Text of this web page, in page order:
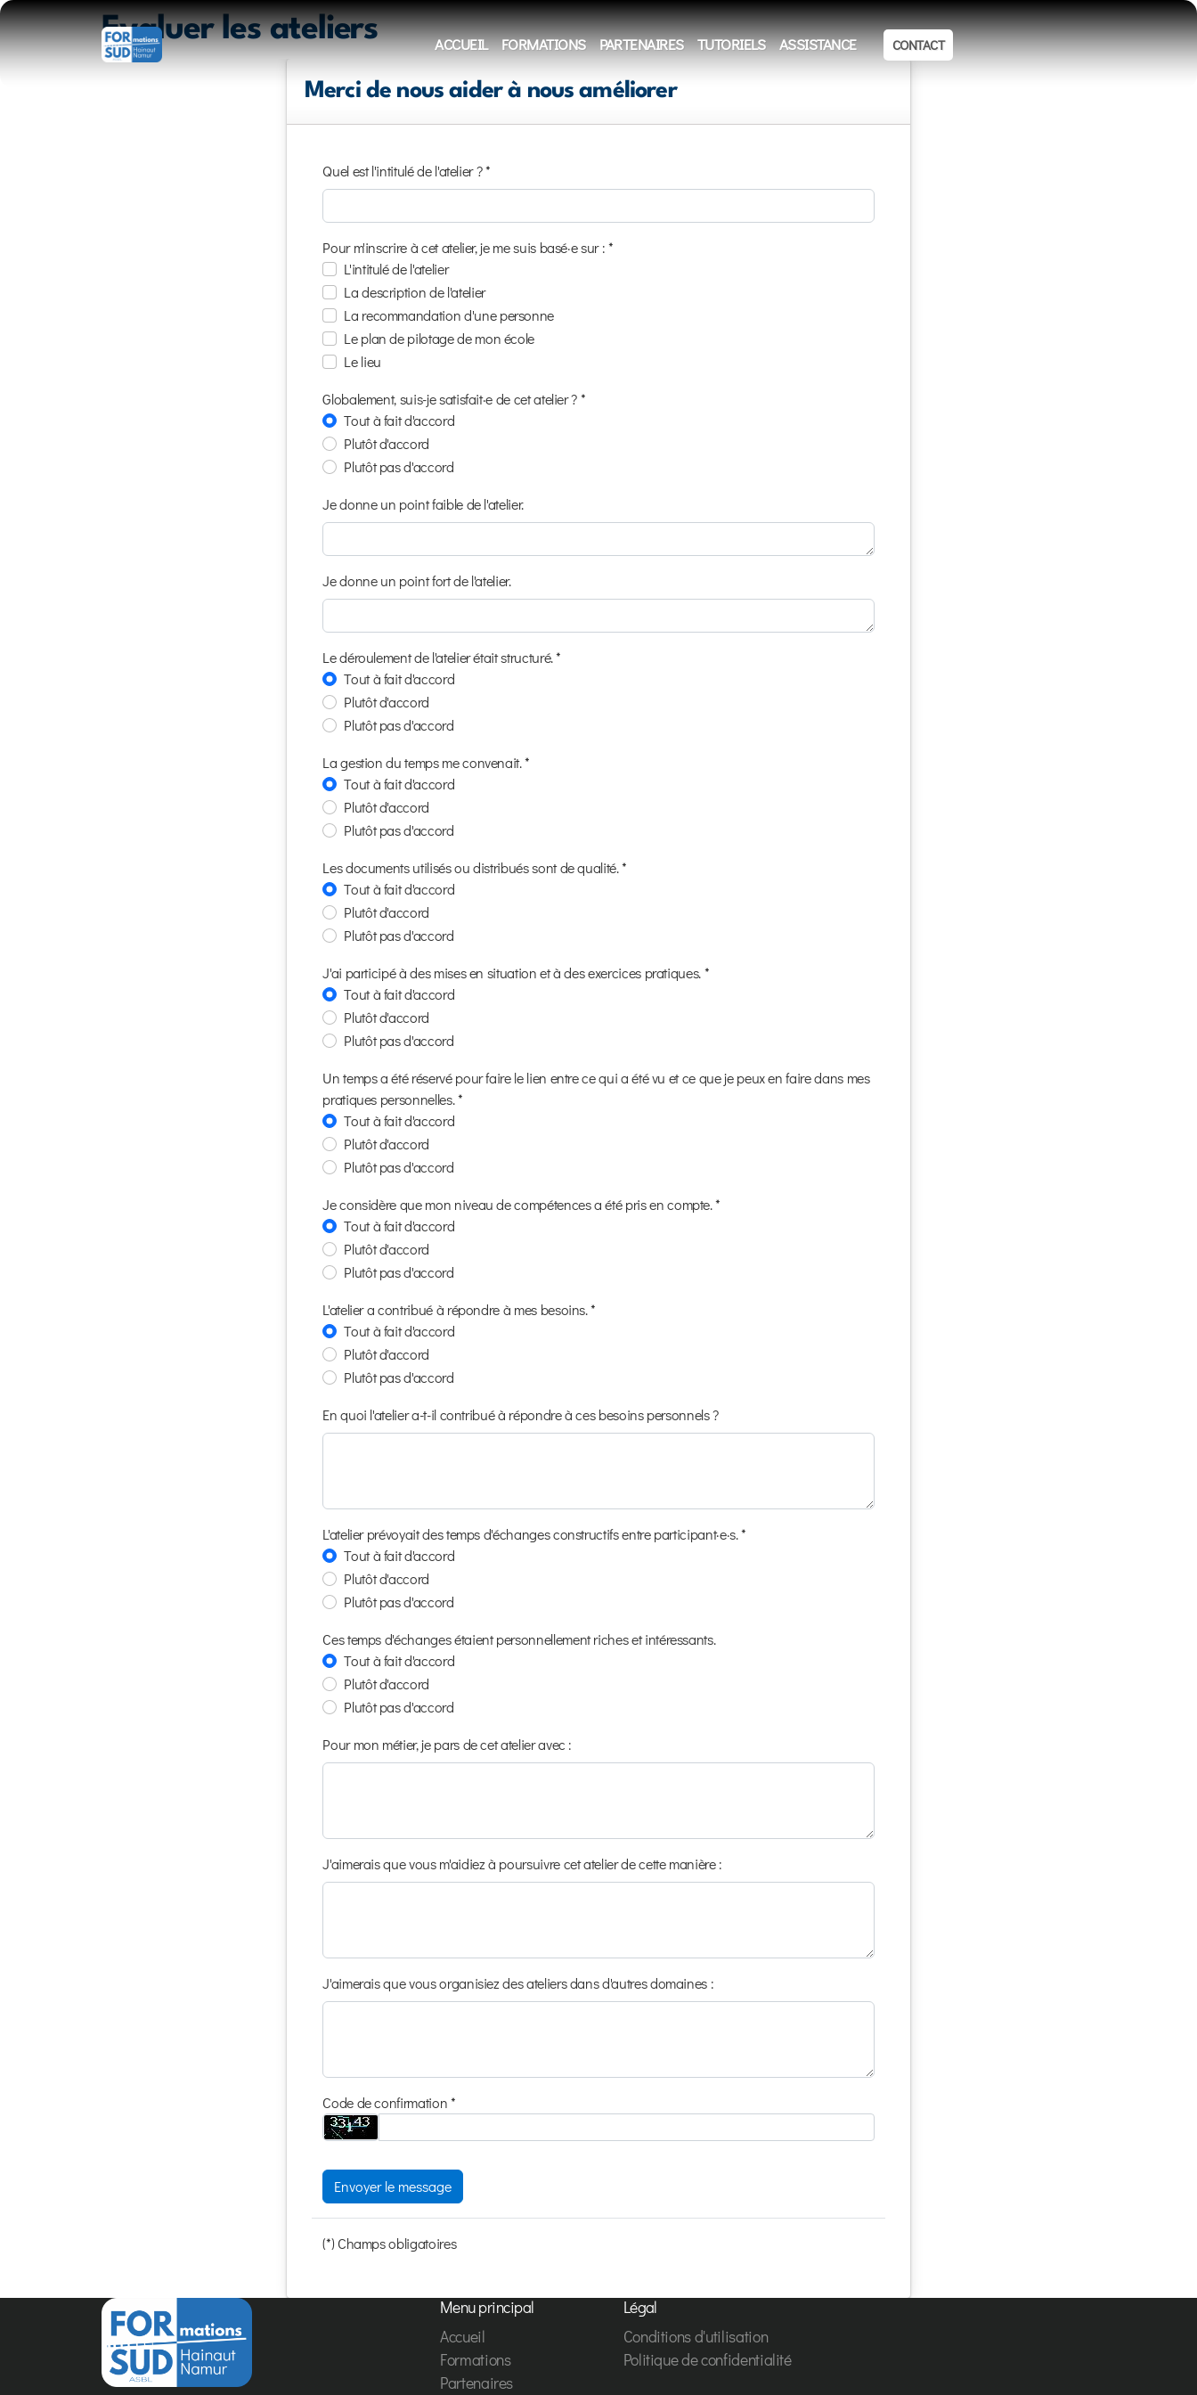
ACCUEIL FORMATIONS PARTENAIRES TUTORIELS ASSISTANCE CONTACT
Evaluer les ateliers
Merci de nous aider à nous améliorer
Quel est l'intitulé de l'atelier ? *
Pour m'inscrire à cet atelier, je me suis basé·e sur : *
L'intitulé de l'atelier
La description de l'atelier
La recommandation d'une personne
Le plan de pilotage de mon école
Le lieu
Globalement, suis-je satisfait·e de cet atelier ? *
Tout à fait d'accord
Plutôt d'accord
Plutôt pas d'accord
Je donne un point faible de l'atelier.
Je donne un point fort de l'atelier.
Le déroulement de l'atelier était structuré. *
Tout à fait d'accord
Plutôt d'accord
Plutôt pas d'accord
La gestion du temps me convenait. *
Tout à fait d'accord
Plutôt d'accord
Plutôt pas d'accord
Les documents utilisés ou distribués sont de qualité. *
Tout à fait d'accord
Plutôt d'accord
Plutôt pas d'accord
J'ai participé à des mises en situation et à des exercices pratiques. *
Tout à fait d'accord
Plutôt d'accord
Plutôt pas d'accord
Un temps a été réservé pour faire le lien entre ce qui a été vu et ce que je peux en faire dans mes
pratiques personnelles. *
Tout à fait d'accord
Plutôt d'accord
Plutôt pas d'accord
Je considère que mon niveau de compétences a été pris en compte. *
Tout à fait d'accord
Plutôt d'accord
Plutôt pas d'accord
L'atelier a contribué à répondre à mes besoins. *
Tout à fait d'accord
Plutôt d'accord
Plutôt pas d'accord
En quoi l'atelier a-t-il contribué à répondre à ces besoins personnels ?
L'atelier prévoyait des temps d'échanges constructifs entre participant·e·s. *
Tout à fait d'accord
Plutôt d'accord
Plutôt pas d'accord
Ces temps d'échanges étaient personnellement riches et intéressants.
Tout à fait d'accord
Plutôt d'accord
Plutôt pas d'accord
Pour mon métier, je pars de cet atelier avec :
J'aimerais que vous m'aidiez à poursuivre cet atelier de cette manière :
J'aimerais que vous organisiez des ateliers dans d'autres domaines :
Code de confirmation *
Envoyer le message
(*) Champs obligatoires
Menu principal
Accueil
Formations
Partenaires
Légal
Conditions d'utilisation
Politique de confidentialité